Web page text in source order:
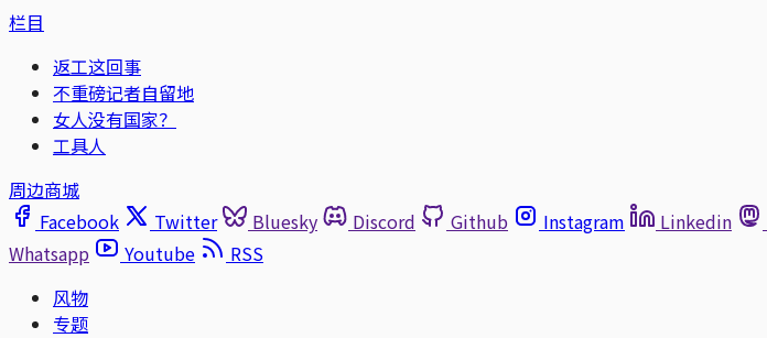
栏目
返工这回事
不重磅记者自留地
女人没有国家？
工具人
周边商城
Facebook
Twitter Bluesky Discord Github Instagram Linkedin
Whatsapp
Youtube
RSS
风物
专题